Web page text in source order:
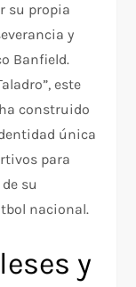
su propia
y
Banfield.
este
construido
única
para
su
nacional.
y